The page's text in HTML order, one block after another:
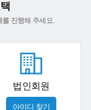
진행해 주세요.
법인회원
아이디 찾기